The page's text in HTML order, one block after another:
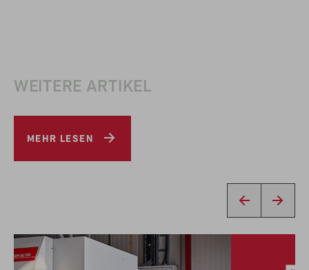
WEITERE ARTIKEL
MEHR LESEN